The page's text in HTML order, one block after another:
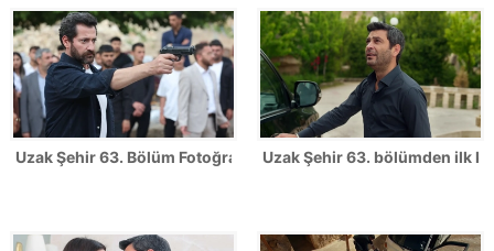
Uzak Şehir 63. Bölüm Fotoğrafları - SEZON FİNALİ
Uzak Şehir 63. bölümden ilk